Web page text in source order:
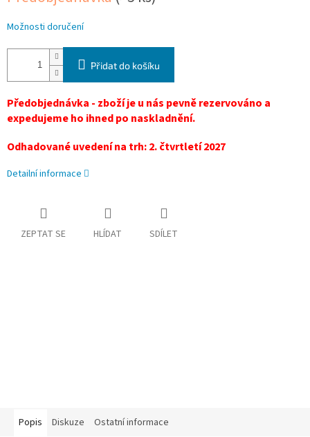
Možnosti doručení
Přidat do košíku
Předobjednávka - zboží je u nás pevně rezervováno a
expedujeme ho ihned po naskladnění.
Odhadované uvedení na trh: 2. čtvrtletí 2027
Detailní informace
ZEPTAT SE HLÍDAT SDÍLET
Popis Diskuze Ostatní informace